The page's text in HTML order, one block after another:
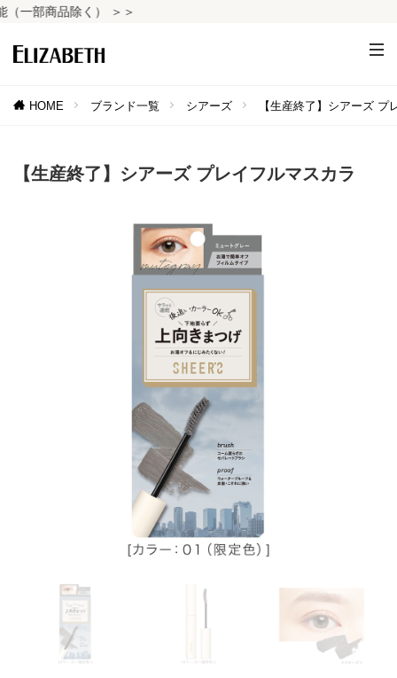
部商品除く） ＞＞
HOME ブランド一覧 シアーズ 【生産終了】シアーズ プ
【生産終了】シアーズ プレイフルマスカラ